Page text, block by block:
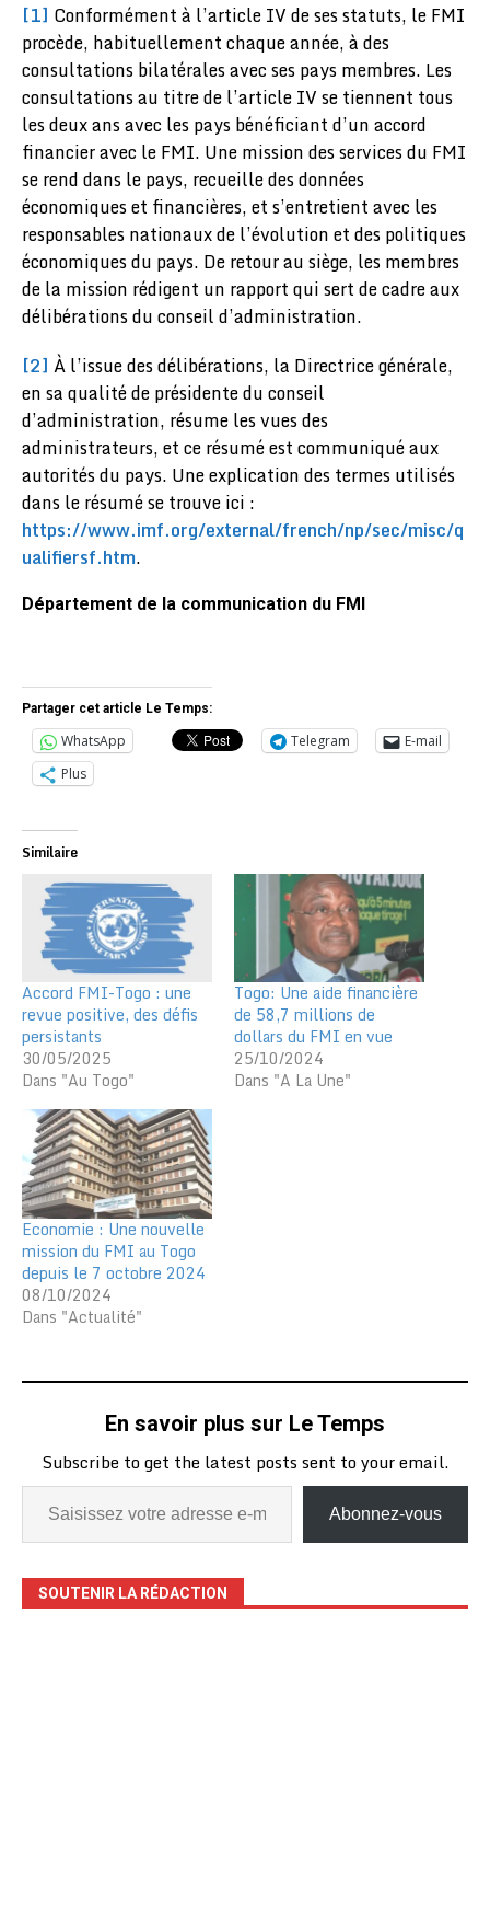
[1] Conformément à l’article IV de ses statuts, le FMI
procède, habituellement chaque année, à des
consultations bilatérales avec ses pays membres. Les
consultations au titre de l’article IV se tiennent tous
les deux ans avec les pays bénéficiant d’un accord
financier avec le FMI. Une mission des services du FMI
se rend dans le pays, recueille des données
économiques et financières, et s’entretient avec les
responsables nationaux de l’évolution et des politiques
économiques du pays. De retour au siège, les membres
de la mission rédigent un rapport qui sert de cadre aux
délibérations du conseil d’administration.
[2] À l’issue des délibérations, la Directrice générale,
en sa qualité de présidente du conseil
d’administration, résume les vues des
administrateurs, et ce résumé est communiqué aux
autorités du pays. Une explication des termes utilisés
dans le résumé se trouve ici :
https://www.imf.org/external/french/np/sec/misc/q
ualifiersf.htm.
Département de la communication du FMI
Partager cet article Le Temps:
WhatsApp Telegram
E-mail
Plus
Similaire
Accord FMI-Togo : une
revue positive, des défis
persistants
30/05/2025
Dans "Au Togo"
Togo: Une aide financière
de 58,7 millions de
dollars du FMI en vue
25/10/2024
Dans "A La Une"
Economie : Une nouvelle
mission du FMI au Togo
depuis le 7 octobre 2024
08/10/2024
Dans "Actualité"
En savoir plus sur Le Temps
Subscribe to get the latest posts sent to your email.
Abonnez-vous
SOUTENIR LA RÉDACTION